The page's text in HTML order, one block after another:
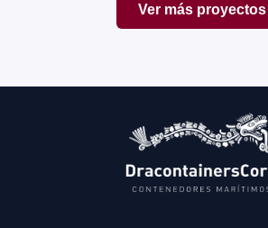
Ver más proyectos